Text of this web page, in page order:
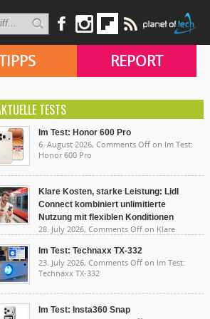
REPORT
TESTS
Im Test: Honor 600 Pro
6. August 2026, Comments Off on Im Test:
Honor 600 Pro
Klare Kosten, starke Leistung: Lidl
Connect kombiniert unlimitierte
Nutzung mit flexiblen Konditionen
28. July 2026, Comments Off on Klare
Nutzung mit flexiblen Konditionen
Im Test: Technaxx TX-332
23. July 2026, Comments Off on Im Test:
Technaxx TX-332
Im Test: Insta360 Snap